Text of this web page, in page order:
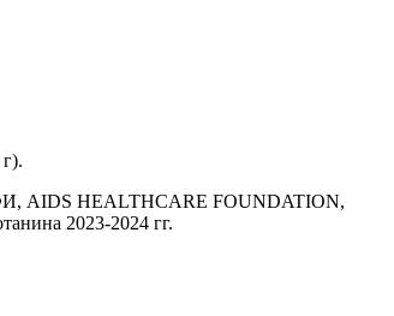
AIDS HEALTHCARE FOUNDATION,
2023-2024 гг.